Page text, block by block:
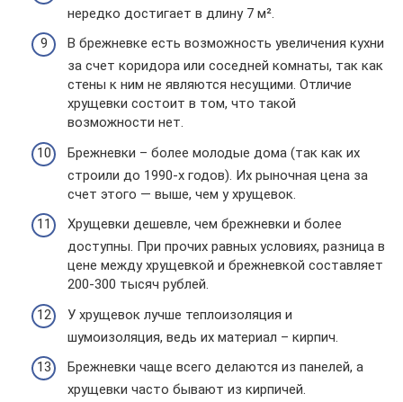
нередко достигает в длину 7 м².
В брежневке есть возможность увеличения кухни
за счет коридора или соседней комнаты, так как
стены к ним не являются несущими. Отличие
хрущевки состоит в том, что такой
возможности нет.
Брежневки – более молодые дома (так как их
строили до 1990-х годов). Их рыночная цена за
счет этого — выше, чем у хрущевок.
Хрущевки дешевле, чем брежневки и более
доступны. При прочих равных условиях, разница в
цене между хрущевкой и брежневкой составляет
200-300 тысяч рублей.
У хрущевок лучше теплоизоляция и
шумоизоляция, ведь их материал – кирпич.
Брежневки чаще всего делаются из панелей, а
хрущевки часто бывают из кирпичей.